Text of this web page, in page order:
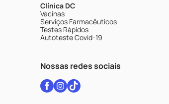
Clínica DC
Vacinas
Serviços Farmacêuticos
Testes Rápidos
Autoteste Covid-19
Nossas redes sociais